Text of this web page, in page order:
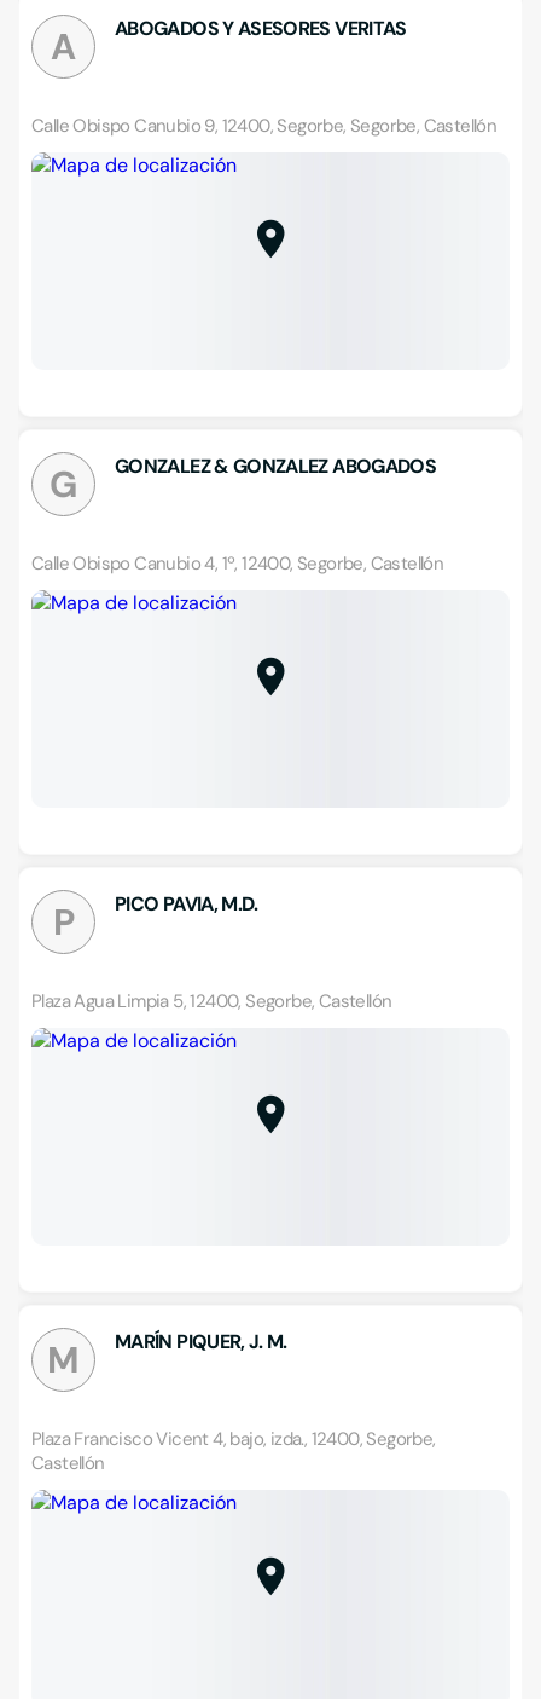
A ABOGADOS Y ASESORES VERITAS
Calle Obispo Canubio 9, 12400, Segorbe, Segorbe, Castellón
G GONZALEZ & GONZALEZ ABOGADOS
Calle Obispo Canubio 4, 1º, 12400, Segorbe, Castellón
P PICO PAVIA, M.D.
Plaza Agua Limpia 5, 12400, Segorbe, Castellón
M MARÍN PIQUER, J. M.
Plaza Francisco Vicent 4, bajo, izda., 12400, Segorbe,
Castellón